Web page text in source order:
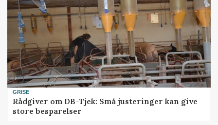
GRISE
Rådgiver om DB-Tjek: Små justeringer kan give
store besparelser